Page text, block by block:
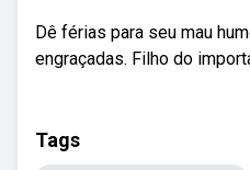
Dê férias para seu mau
engraçadas. Filho do
Tags